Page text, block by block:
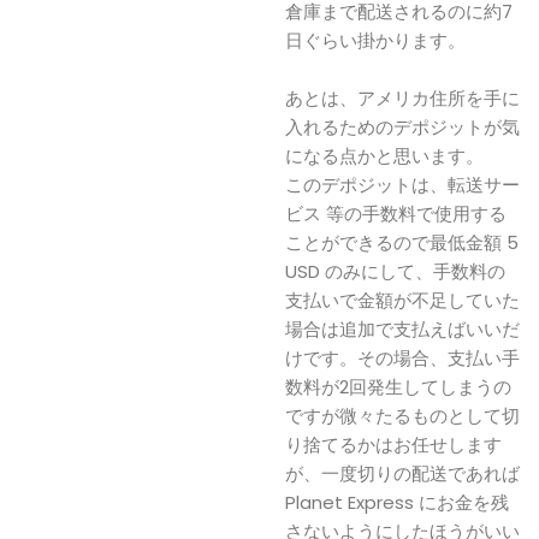
倉庫まで配送されるのに約7
日ぐらい掛かります。
あとは、アメリカ住所を手に
入れるためのデポジットが気
になる点かと思います。
このデポジットは、転送サー
ビス 等の手数料で使用する
ことができるので最低金額 5
USD のみにして、手数料の
支払いで金額が不足していた
場合は追加で支払えばいいだ
けです。その場合、支払い手
数料が2回発生してしまうの
ですが微々たるものとして切
り捨てるかはお任せします
が、一度切りの配送であれば
Planet Express にお金を残
さないようにしたほうがいい